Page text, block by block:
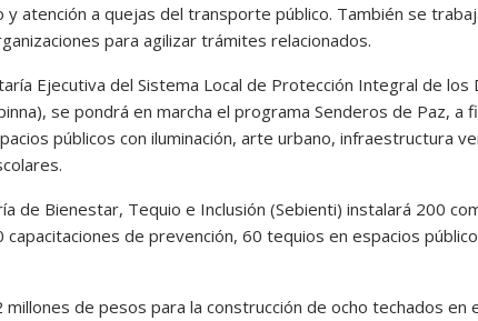
atención a quejas del transporte público. También se
para agilizar trámites relacionados.
Ejecutiva del Sistema Local de Protección Integral de los
se pondrá en marcha el programa Senderos de Paz, a
públicos con iluminación, arte urbano, infraestructura
de Bienestar, Tequio e Inclusión (Sebienti) instalará 200
de prevención, 60 tequios en espacios
millones de pesos para la construcción de ocho techados en